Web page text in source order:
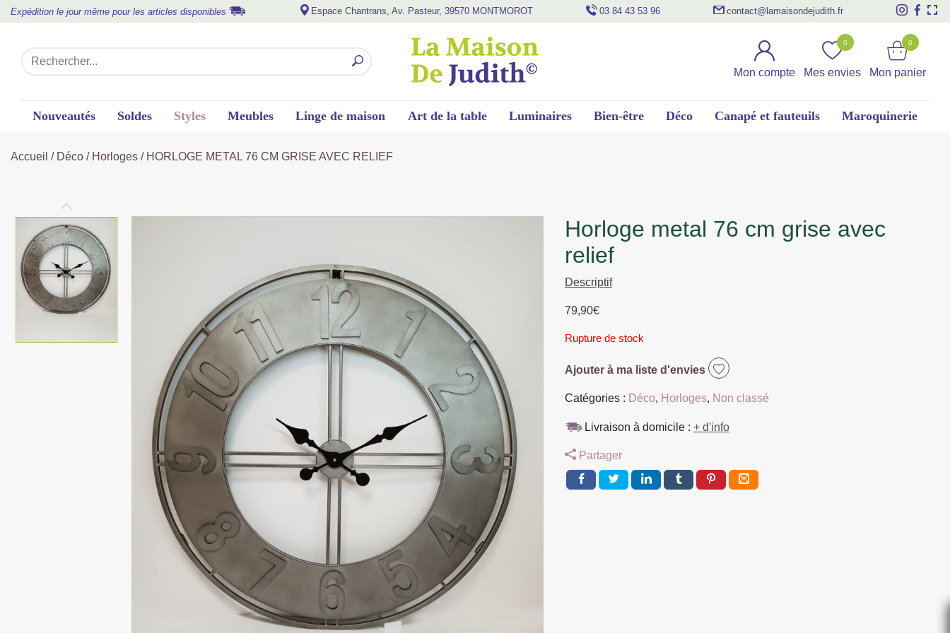
Expédition le jour même pour les articles disponibles Espace Chantrans, Av. Pasteur, 39570 MONTMOROT 03 84 43 53 96 contact@lamaisondejudith.fr
Mon compte Mes envies
0
Mon panier
0
Nouveautés Soldes Styles Meubles Linge de maison Art de la table Luminaires Bien-être Déco Canapé et fauteuils Maroquinerie
Accueil / Déco / Horloges / HORLOGE METAL 76 CM GRISE AVEC RELIEF
horloge metal 76 cm grise avec
relief
Descriptif
79,90€
Rupture de stock
Ajouter à ma liste d'envies
Catégories : Déco, Horloges, Non classé
Livraison à domicile : + d'info
Partager